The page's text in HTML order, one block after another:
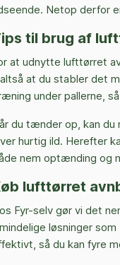
Netop derfor
til brug af
at udnytte lufttørret
at du stabler det
under pallerne,
du tænder op, kan
hurtig ild. Herefter
nem optænding og
lufttørret
Fyr-selv gør vi det
løsninger
så du kan fyre